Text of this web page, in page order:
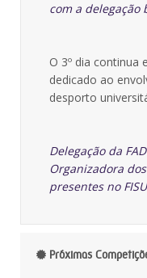
com a delegação
O 3º dia continua
dedicado ao
desporto
Delegação da
Organizadora
presentes no
Próximas